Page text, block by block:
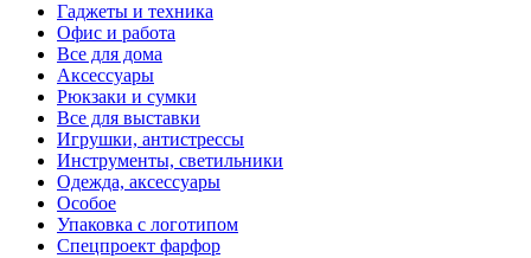
Гаджеты и техника
Офис и работа
Все для дома
Аксессуары
Рюкзаки и сумки
Все для выставки
Игрушки, антистрессы
Инструменты, светильники
Одежда, аксессуары
Особое
Упаковка с логотипом
Спецпроект фарфор